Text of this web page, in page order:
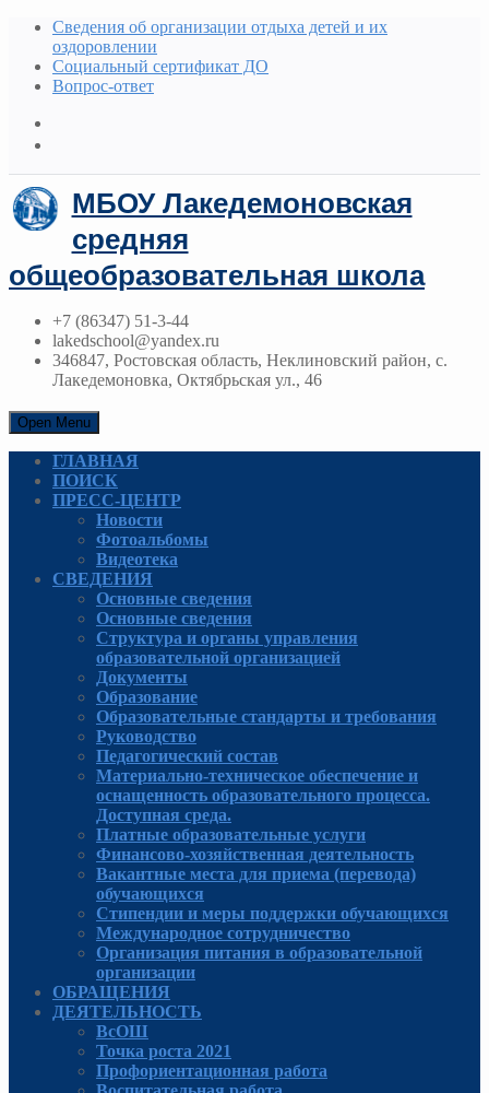
Сведения об организации отдыха детей и их
оздоровлении
Социальный сертификат ДО
Вопрос-ответ
МБОУ Лакедемоновская
средняя
общеобразовательная школа
+7 (86347) 51-3-44
lakedschool@yandex.ru
346847, Ростовская область, Неклиновский район, с.
Лакедемоновка, Октябрьская ул., 46
Open Menu
ГЛАВНАЯ
ПОИСК
ПРЕСС-ЦЕНТР
Новости
Фотоальбомы
Видеотека
СВЕДЕНИЯ
Основные сведения
Основные сведения
Структура и органы управления
образовательной организацией
Документы
Образование
Образовательные стандарты и требования
Руководcтво
Педагогический состав
Материально-техническое обеспечение и
оснащенность образовательного процесса.
Доступная среда.
Платные образовательные услуги
Финансово-хозяйственная деятельность
Вакантные места для приема (перевода)
обучающихся
Стипендии и меры поддержки обучающихся
Международное сотрудничество
Организация питания в образовательной
организации
ОБРАЩЕНИЯ
ДЕЯТЕЛЬНОСТЬ
ВсОШ
Точка роста 2021
Профориентационная работа